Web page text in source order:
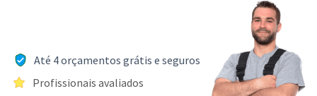
Até 4 orçamentos grátis e seguros
Profissionais avaliados